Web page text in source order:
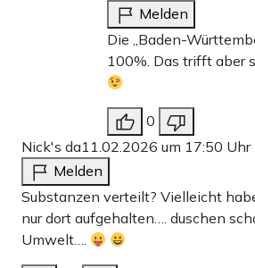
Melden
Die „Baden-
100%. Das trifft aber
0
Nick's da11.02.2026 um 17:50 Uhr
Melden
Substanzen verteilt? Vielleicht
nur dort aufgehalten…. duschen
Umwelt….